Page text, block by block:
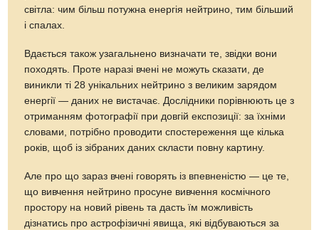
світла: чим більш потужна енергія нейтрино, тим більший
і спалах.
Вдається також узагальнено визначати те, звідки вони
походять. Проте наразі вчені не можуть сказати, де
виникли ті 28 унікальних нейтрино з великим зарядом
енергії — даних не вистачає. Дослідники порівнюють це з
отриманням фотографії при довгій експозиції: за їхніми
словами, потрібно проводити спостереження ще кілька
років, щоб із зібраних даних скласти повну картину.
Але про що зараз вчені говорять із впевненістю — це те,
що вивчення нейтрино просуне вивчення космічного
простору на новий рівень та дасть їм можливість
дізнатись про астрофізичні явища, які відбуваються за